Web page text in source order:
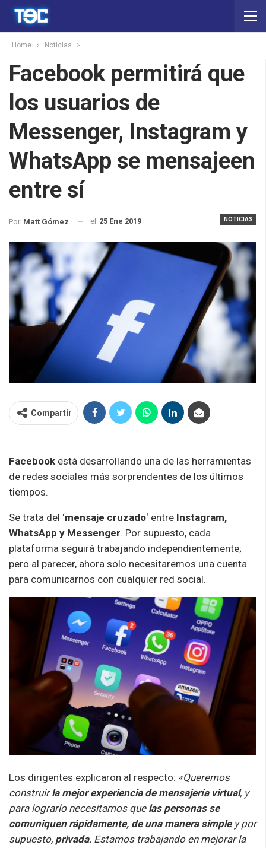
Home Noticias
Facebook permitirá que
los usuarios de
Messenger, Instagram y
WhatsApp se mensajeen
entre sí
NOTICIAS
Por Matt Gómez el 25 Ene 2019
Compartir
Facebook está desarrollando una de las herramientas
de redes sociales más sorprendentes de los últimos
tiempos.
Se trata del ‘mensaje cruzado‘ entre Instagram,
WhatsApp y Messenger. Por supuesto, cada
plataforma seguirá trabajando independientemente;
pero al parecer, ahora solo necesitaremos una cuenta
para comunicarnos con cualquier red social.
Los dirigentes explicaron al respecto: «Queremos
construirla mejor experiencia de mensajería virtual, y
para lograrlo necesitamos que las personas se
comuniquen rápidamente, de una manera simpley por
supuesto, privada. Estamos trabajando en mejorar la